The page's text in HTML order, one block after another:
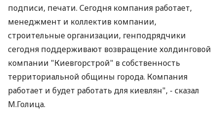
подписи, печати. Сегодня компания работает,
менеджмент и коллектив компании,
строительные организации, генподрядчики
сегодня поддерживают возвращение холдинговой
компании "Киевгорстрой" в собственность
территориальной общины города. Компания
работает и будет работать для киевлян", - сказал
М.Голица.